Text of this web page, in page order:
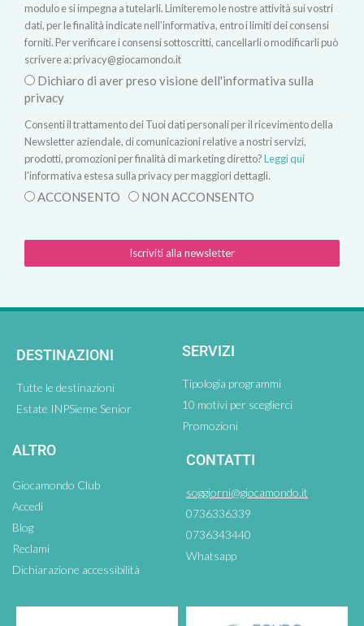
modulo e si impegna a tutelarli. Limiteremo le nostre attività sui vostri
dati, per le finalità indicate nell’informativa, entro i limiti dei consensi
forniti. Per verificare i consensi sottoscritti, cancellarli o modificarli può
scrivere a:privacy@giocamondo.it
Dichiaro di aver preso visione dell'informativa sulla
privacy
Consenti il trattamento dei Tuoi dati personali per il ricevimento della
Newsletter aziendale, di comunicazioni relative a nostri servizi,
prodotti, promozioni per finalità di marketing diretto?Leggi qui
l'informativa estesa sulla privacy per maggiori dettagli.
ACCONSENTO NON ACCONSENTO
Iscriviti alla newsletter
DESTINAZIONI
Tutte le destinazioni
Estate INPSieme Senior
SERVIZI
Tipologia programmi
10 motivi per sceglierci
Promozioni
ALTRO
Giocamondo Club
Accedi
Blog
Reclami
Dichiarazione accessibilità
CONTATTI
soggiorni@giocamondo.it
0736336339
0736343440
Whatsapp